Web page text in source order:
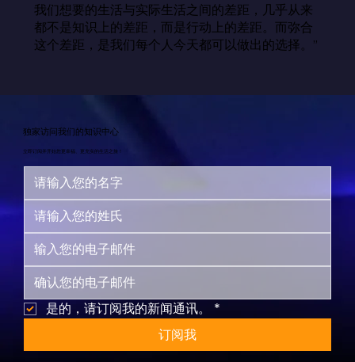
我们想要的生活与实际生活之间的差距，几乎从来
都不是知识上的差距，而是行动上的差距。而弥合
这个差距，是我们每个人今天都可以做出的选择。”
独家访问我们的知识中心
立即订阅并开始您更幸福、更充实的生活之旅！
是的，请订阅我的新闻通讯。
*
订阅我